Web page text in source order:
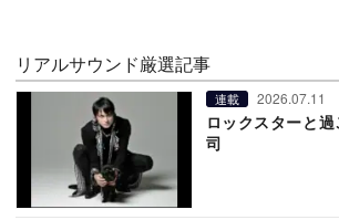
リアルサウンド厳選記事
連載 2026.07.11
ロックスターと
司